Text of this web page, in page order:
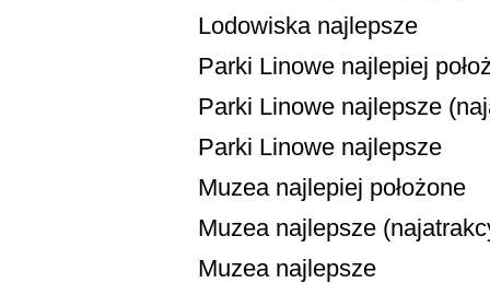
Lodowiska najlepsze
Parki Linowe najlepiej
Parki Linowe najlepsze
Parki Linowe najlepsze
Muzea najlepiej położone
Muzea najlepsze
Muzea najlepsze